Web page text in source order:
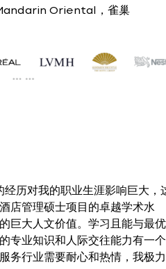
Oriental，雀巢
经历对我的职业生涯影响巨大，
店管理硕士项目的卓越学术水
巨大人文价值。学习且能与最优
专业知识和人际交往能力有一个
务行业需要耐心和热情，我极力